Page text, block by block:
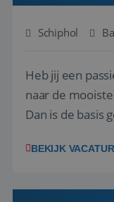
Schiphol
Heb jij een
naar de
Dan is de basis
het
deze
BEKIJK